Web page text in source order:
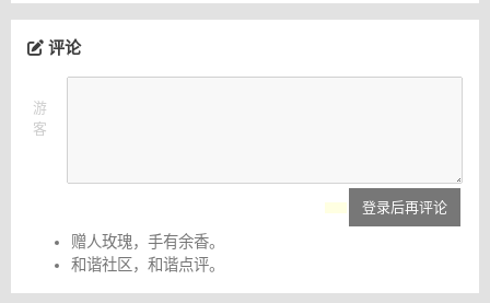
评论
游
客
登录后再评论
赠人玫瑰，手有余香。
和谐社区，和谐点评。